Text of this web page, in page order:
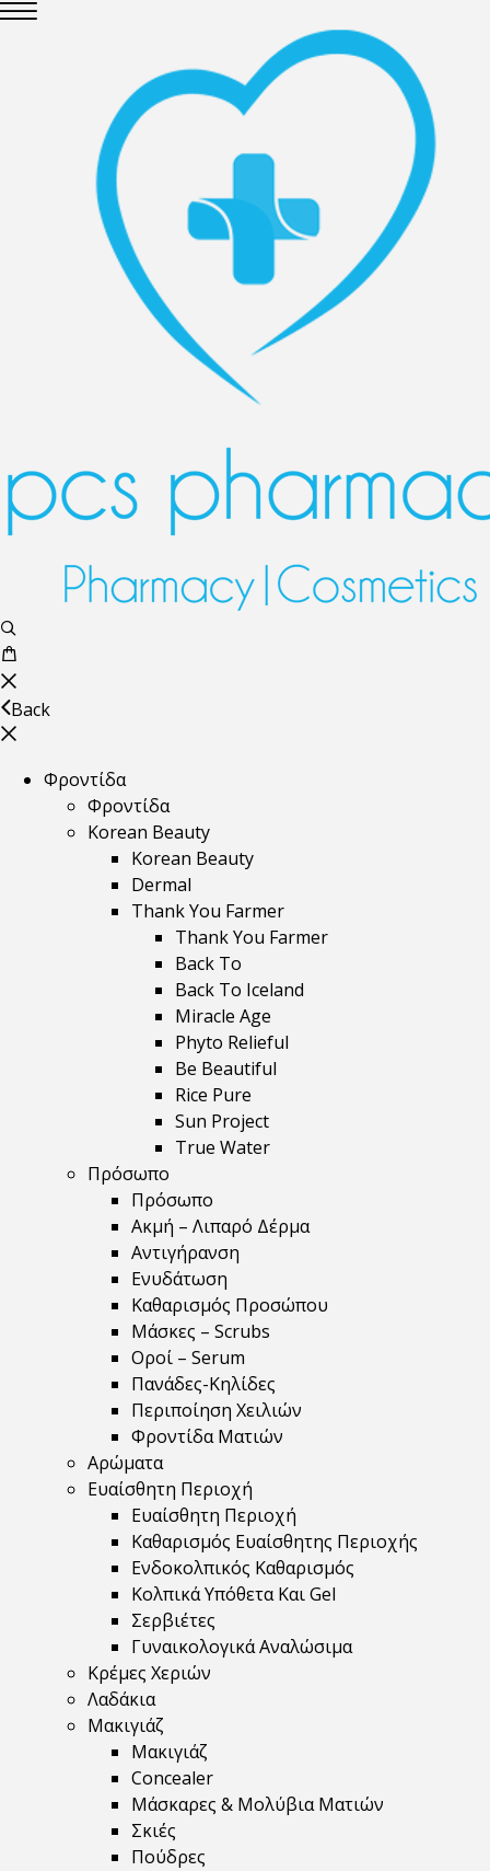
Back
Φροντίδα
Φροντίδα
Korean Beauty
Korean Beauty
Dermal
Thank You Farmer
Thank You Farmer
Back To
Back To Iceland
Miracle Age
Phyto Relieful
Be Beautiful
Rice Pure
Sun Project
True Water
Πρόσωπο
Πρόσωπο
Ακμή – Λιπαρό Δέρμα
Αντιγήρανση
Ενυδάτωση
Καθαρισμός Προσώπου
Μάσκες – Scrubs
Οροί – Serum
Πανάδες-Κηλίδες
Περιποίηση Χειλιών
Φροντίδα Ματιών
Αρώματα
Ευαίσθητη Περιοχή
Ευαίσθητη Περιοχή
Καθαρισμός Ευαίσθητης Περιοχής
Ενδοκολπικός Καθαρισμός
Κολπικά Υπόθετα Και Gel
Σερβιέτες
Γυναικολογικά Αναλώσιμα
Κρέμες Χεριών
Λαδάκια
Μακιγιάζ
Μακιγιάζ
Concealer
Μάσκαρες & Μολύβια Ματιών
Σκιές
Πούδρες